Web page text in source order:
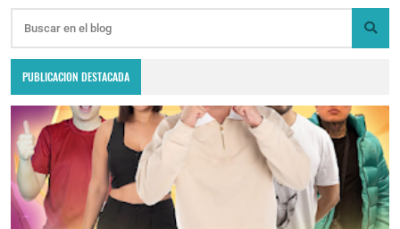
PUBLICACION DESTACADA